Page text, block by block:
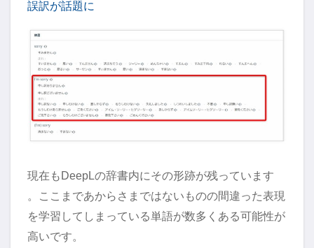
誤訳が話題に
現在もDeepLの辞書内にその形跡が残っています
。ここまであからさまではないものの間違った表現
を学習してしまっている単語が数多くある可能性が
高いです。